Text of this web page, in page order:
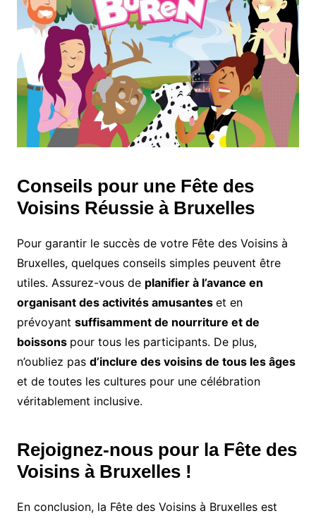
Conseils pour une Fête des
Voisins Réussie à Bruxelles
Pour garantir le succès de votre Fête des Voisins à
Bruxelles, quelques conseils simples peuvent être
utiles. Assurez-vous de planifier à l’avance en
organisant des activités amusantes et en
prévoyant suffisamment de nourriture et de
boissons pour tous les participants. De plus,
n’oubliez pas d’inclure des voisins de tous les âges
et de toutes les cultures pour une célébration
véritablement inclusive.
Rejoignez-nous pour la Fête des
Voisins à Bruxelles !
En conclusion, la Fête des Voisins à Bruxelles est